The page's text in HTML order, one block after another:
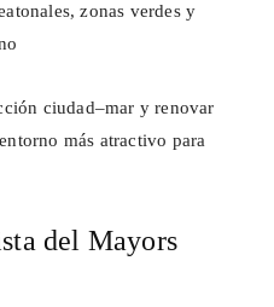
zonas verdes y
ciudad–mar y renovar
más atractivo para
del Mayors